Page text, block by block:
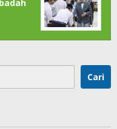
Cari